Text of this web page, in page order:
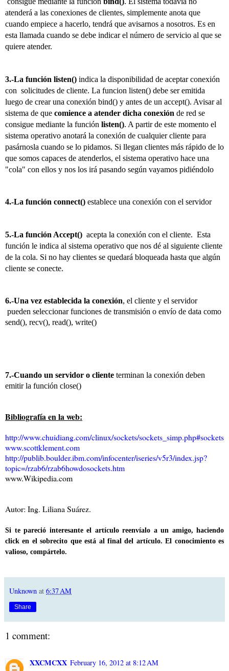
atenderá a las conexiones de clientes, simplemente anota que
cuando empiece a hacerlo, tendrá que avisarnos a nosotros. Es en
esta llamada cuando se debe indicar el número de servicio al que se
quiere atender.
3.-La función listen() indica la disponibilidad de aceptar conexión
con solicitudes de cliente. La funcion listen() debe ser emitida
luego de crear una conexión bind() y antes de un accept(). Avisar al
sistema de que comience a atender dicha conexión de red se
consigue mediante la función listen(). A partir de este momento el
sistema operativo anotará la conexión de cualquier cliente para
pasárnosla cuando se lo pidamos. Si llegan clientes más rápido de lo
que somos capaces de atenderlos, el sistema operativo hace una
"cola" con ellos y nos los irá pasando según vayamos pidiéndolo
4.-La función connect() establece una conexión con el servidor
5.-La función Accept() acepta la conexión con el cliente. Esta
función le indica al sistema operativo que nos dé al siguiente cliente
de la cola. Si no hay clientes se quedará bloqueada hasta que algún
cliente se conecte.
6.-Una vez establecida la conexión, el cliente y el servidor
pueden seleccionar funciones de transmisión o envío de data como
send(), recv(), read(), write()
7.-Cuando un servidor o cliente terminan la conexión deben
emitir la función close()
Bibliografía en la web:
http://www.chuidiang.com/clinux/sockets/sockets_simp.php#sockets
www.scottklement.com
http://publib.boulder.ibm.com/infocenter/iseries/v5r3/index.jsp?
topic=/rzab6/rzab6howdosockets.htm
www.Wikipedia.com
Autor: Ing. Liliana Suárez.
Si te pareció interesante el artículo reenvíalo a un amigo, haciendo
click en el sobrecito que está al final del artículo. El conocimiento es
valioso, compártelo.
Unknown at 6:37 AM
Share
1 comment:
XXCMCXX February 16, 2012 at 8:12 AM